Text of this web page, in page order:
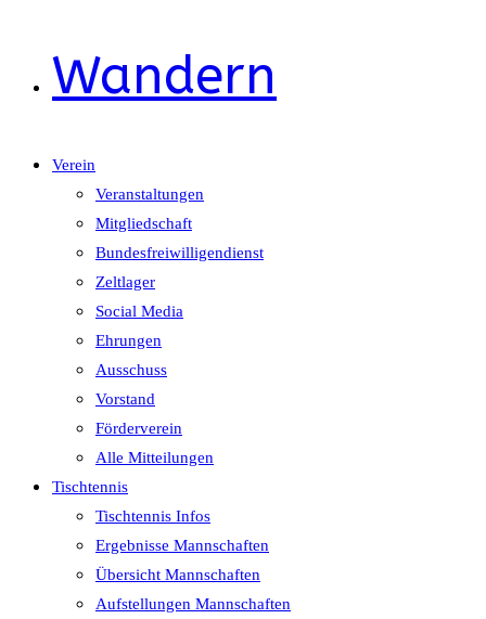
Wandern
Verein
Veranstaltungen
Mitgliedschaft
Bundesfreiwilligendienst
Zeltlager
Social Media
Ehrungen
Ausschuss
Vorstand
Förderverein
Alle Mitteilungen
Tischtennis
Tischtennis Infos
Ergebnisse Mannschaften
Übersicht Mannschaften
Aufstellungen Mannschaften